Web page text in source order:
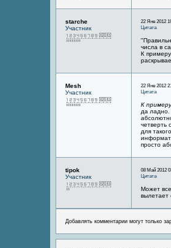
starche
Участник
22 Янв 2012
Цитата
числа в
К
Mesh
Участник
22 Янв 2012
Цитата
К
да ладно.
четверть
для
просто
tipok
Участник
08 Май 2012
Цитата
Может
вылетает
Добавлять комментарии могут только